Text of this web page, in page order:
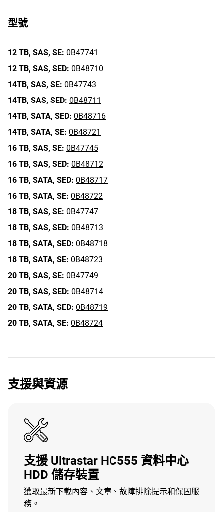
型號
12 TB, SAS, SE: 0B47741
12 TB, SAS, SED: 0B48710
14TB, SAS, SE: 0B47743
14TB, SAS, SED: 0B48711
14TB, SATA, SED: 0B48716
14TB, SATA, SE: 0B48721
16 TB, SAS, SE: 0B47745
16 TB, SAS, SED: 0B48712
16 TB, SATA, SED: 0B48717
16 TB, SATA, SE: 0B48722
18 TB, SAS, SE: 0B47747
18 TB, SAS, SED: 0B48713
18 TB, SATA, SED: 0B48718
18 TB, SATA, SE: 0B48723
20 TB, SAS, SE: 0B47749
20 TB, SAS, SED: 0B48714
20 TB, SATA, SED: 0B48719
20 TB, SATA, SE: 0B48724
支援與資源
支援 Ultrastar HC555 資料中心
HDD 儲存裝置
獲取最新下載內容、文章、故障排除提示和保固服
務。